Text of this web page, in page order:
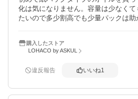
化は気になりません。容量は少なくて
たいので多少割高でも少量パックは助
購入したストア
LOHACO by ASKUL
違反報告 いいね1